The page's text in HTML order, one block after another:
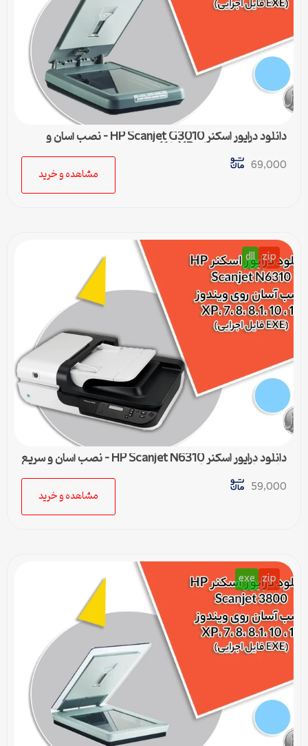
دانلود درایور اسکنر HP Scanjet G3010 – نصب آسان و
سریع برای ویندوزهای XP تا 11
69,000
مشاهده و خرید
zip
dll
دانلود درایور اسکنر HP Scanjet N6310 – نصب آسان و سریع
برای تمامی ویندوزها
59,000
مشاهده و خرید
zip
exe